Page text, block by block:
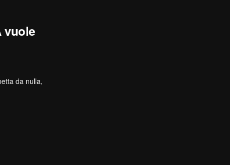
vuole
da nulla,